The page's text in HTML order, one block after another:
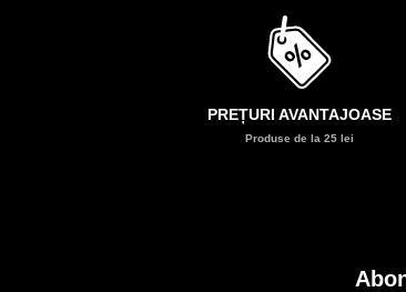
PREȚURI AVANTAJOASE
Produse de la 25 lei